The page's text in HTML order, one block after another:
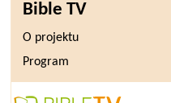
Bible TV
O projektu
Program